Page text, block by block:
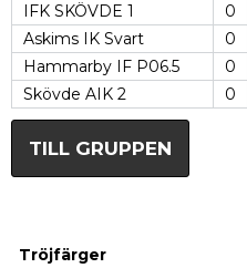
IFK SKÖVDE 1
0
Askims IK Svart
0
Hammarby IF P06.5
0
Skövde AIK 2
0
TILL GRUPPEN
Tröjfärger